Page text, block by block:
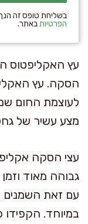
בשליחת טופס זה
הפרטיותבאתר.
עץ האקליפטוס
הסקה. עץ
לעוצמת החום
מצע עשיר של
עצי הסקה
גבוהה מאוד
עם זאת השמנים
במיוחד.